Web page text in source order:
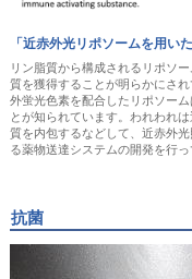
「近赤外光リポソームを用い
リン脂質から構成されるリポソ
質を獲得することが明らかにさ
外蛍光色素を配合したリポソー
とが知られています。われわれ
質を内包するなどして、近赤外
る薬物送達システムの開発を行っ
抗菌